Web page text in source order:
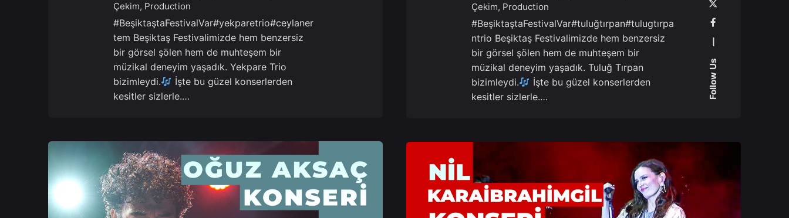
Follow Us
Çekim Production
#BeşiktaştaFestivalVar#yekparetrio#ceylaner
tem Beşiktaş Festivalimizde hem benzersiz
bir görsel şölen hem de muhteşem bir
müzikal deneyim yaşadık. Yekpare Trio
bizimleydi.
İşte bu güzel konserlerden
kesitler sizlerle.…
Çekim Production
#BeşiktaştaFestivalVar#tuluğtırpan#tulugtırpa
ntrio Beşiktaş Festivalimizde hem benzersiz
bir görsel şölen hem de muhteşem bir
müzikal deneyim yaşadık. Tuluğ Tırpan
bizimleydi.
İşte bu güzel konserlerden
kesitler sizlerle.…